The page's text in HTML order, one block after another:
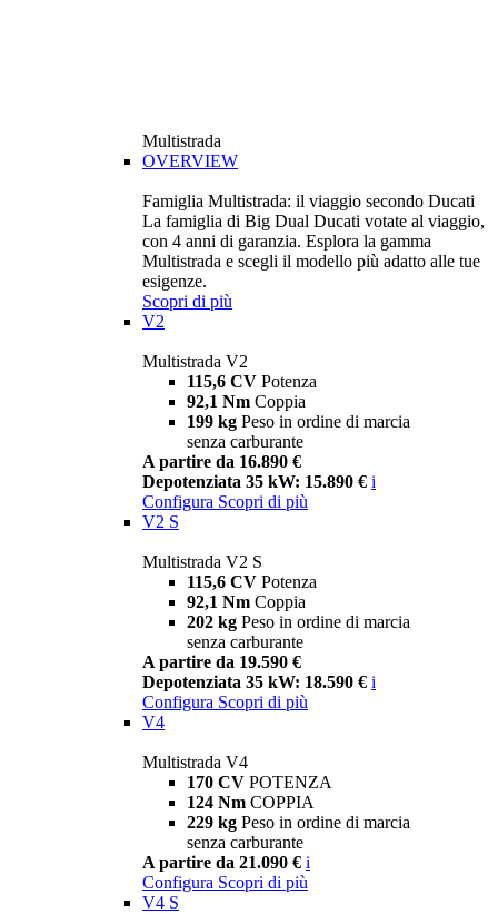
Multistrada
OVERVIEW
Famiglia Multistrada: il viaggio secondo Ducati
La famiglia di Big Dual Ducati votate al viaggio,
con 4 anni di garanzia. Esplora la gamma
Multistrada e scegli il modello più adatto alle tue
esigenze.
Scopri di più
V2
Multistrada V2
115,6 CV Potenza
92,1 Nm Coppia
199 kg Peso in ordine di marcia
senza carburante
A partire da 16.890 €
Depotenziata 35 kW: 15.890 € i
Configura Scopri di più
V2 S
Multistrada V2 S
115,6 CV Potenza
92,1 Nm Coppia
202 kg Peso in ordine di marcia
senza carburante
A partire da 19.590 €
Depotenziata 35 kW: 18.590 € i
Configura Scopri di più
V4
Multistrada V4
170 CV POTENZA
124 Nm COPPIA
229 kg Peso in ordine di marcia
senza carburante
A partire da 21.090 € i
Configura Scopri di più
V4 S